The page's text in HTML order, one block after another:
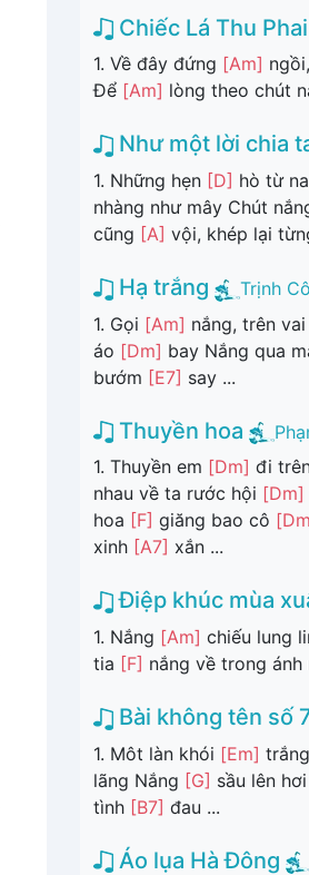
Chiếc Lá Thu Phai
1. Về đây đứng [Am]
Để [Am] lòng theo chút
Như một lời chia
1. Những hẹn [D] hò từ
nhàng như mây Chút
cũng [A] vội, khép lại
Hạ trắng
Trịnh
1. Gọi [Am] nắng, trên
áo [Dm] bay Nắng qua
bướm [E7] say ...
Thuyền hoa
1. Thuyền em [Dm] đi
nhau về ta rước hội [Dm]
hoa [F] giăng bao cô
xinh [A7] xắn ...
Điệp khúc mùa
1. Nắng [Am] chiếu lung
tia [F] nắng về trong ánh
Bài không tên số
1. Môt làn khói [Em]
lãng Nắng [G] sầu lên hơi
tình [B7] đau ...
Áo lụa Hà Đông